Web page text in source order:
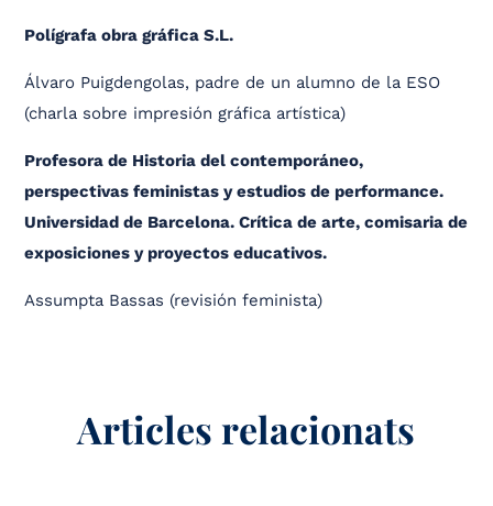
Polígrafa obra gráfica S.L.
Álvaro Puigdengolas, padre de un alumno de la ESO
(charla sobre impresión gráfica artística)
Profesora de Historia del contemporáneo,
perspectivas feministas y estudios de performance.
Universidad de Barcelona. Crítica de arte, comisaria de
exposiciones y proyectos educativos.
Assumpta Bassas (revisión feminista)
Articles relacionats